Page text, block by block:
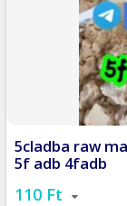
110 Ft
5cladba raw
5f adb 4fadb